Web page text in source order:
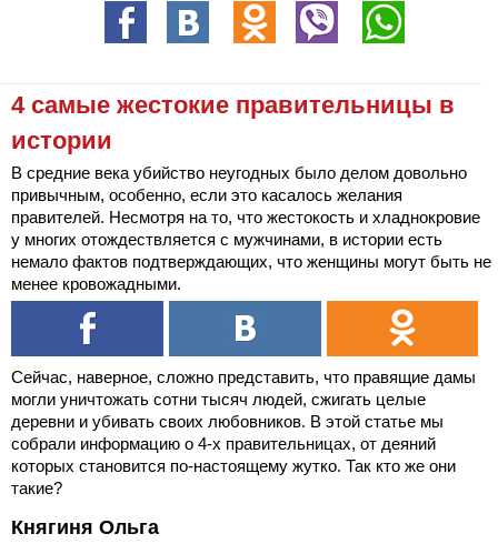
4 самые жестокие правительницы в
истории
В средние века убийство неугодных было делом довольно
привычным, особенно, если это касалось желания
правителей. Несмотря на то, что жестокость и хладнокровие
у многих отождествляется с мужчинами, в истории есть
немало фактов подтверждающих, что женщины могут быть не
менее кровожадными.
Сейчас, наверное, сложно представить, что правящие дамы
могли уничтожать сотни тысяч людей, сжигать целые
деревни и убивать своих любовников. В этой статье мы
собрали информацию о 4-х правительницах, от деяний
которых становится по-настоящему жутко. Так кто же они
такие?
Княгиня Ольга